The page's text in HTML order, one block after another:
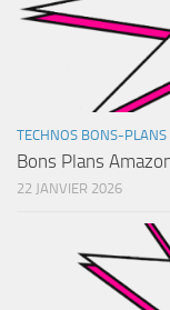
TECHNOS BONS-PLANS
Bons Plans
22 JANVIER 2026